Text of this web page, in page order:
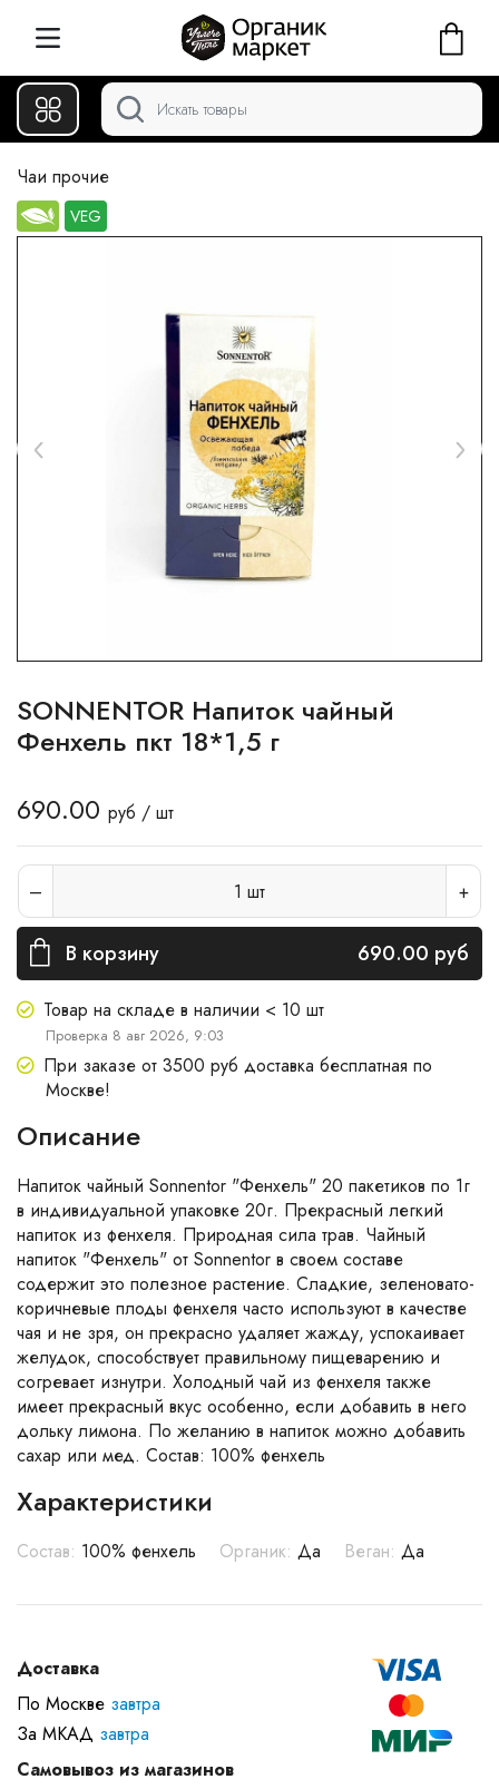
Чаи прочие
VEG
SONNENTOR Напиток чайный
Фенхель пкт 18*1,5 г
690.00 руб / шт
1 шт
В корзину 690.00 руб
Товар на складе в наличии < 10 шт
Проверка 8 авг 2026, 9:03
При заказе от 3500 руб доставка бесплатная по
Москве!
Описание
Напиток чайный Sonnentor "Фенхель" 20 пакетиков по 1г
в индивидуальной упаковке 20г. Прекрасный легкий
напиток из фенхеля. Природная сила трав. Чайный
напиток "Фенхель" от Sonnentor в своем составе
содержит это полезное растение. Сладкие, зеленовато-
коричневые плоды фенхеля часто используют в качестве
чая и не зря, он прекрасно удаляет жажду, успокаивает
желудок, способствует правильному пищеварению и
согревает изнутри. Холодный чай из фенхеля также
имеет прекрасный вкус особенно, если добавить в него
дольку лимона. По желанию в напиток можно добавить
сахар или мед. Состав: 100% фенхель
Характеристики
Состав: 100% фенхель Органик: Да Веган: Да
Доставка
По Москве завтра
За МКАД завтра
Самовывоз из магазинов